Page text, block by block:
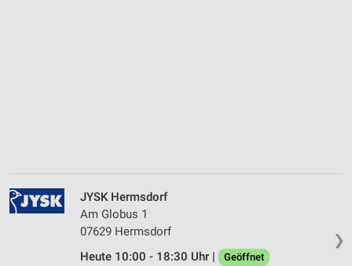
❯
JYSK Hermsdorf
Am Globus 1
07629 Hermsdorf
Heute 10:00 - 18:30 Uhr |
Geöffnet